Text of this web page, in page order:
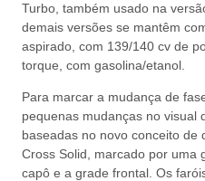
Turbo, também usado na
demais versões se mantêm
aspirado, com 139/140 cv de
torque, com gasolina/etanol.
Para marcar a mudança de
pequenas mudanças no visual
baseadas no novo conceito de
Cross Solid, marcado por uma
capô e a grade frontal. Os